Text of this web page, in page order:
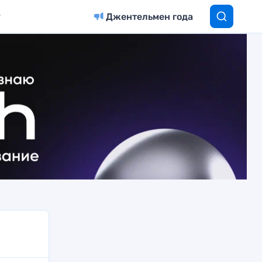
Джентельмен года